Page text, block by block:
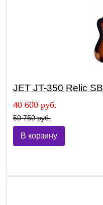
JET JT-350 Relic SB
40 600 руб.
50 750 руб.
В корзину